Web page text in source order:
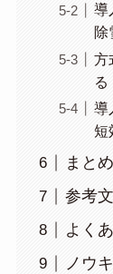
導
除
方
る
導
短
まとめ
参考
よく
ノウ